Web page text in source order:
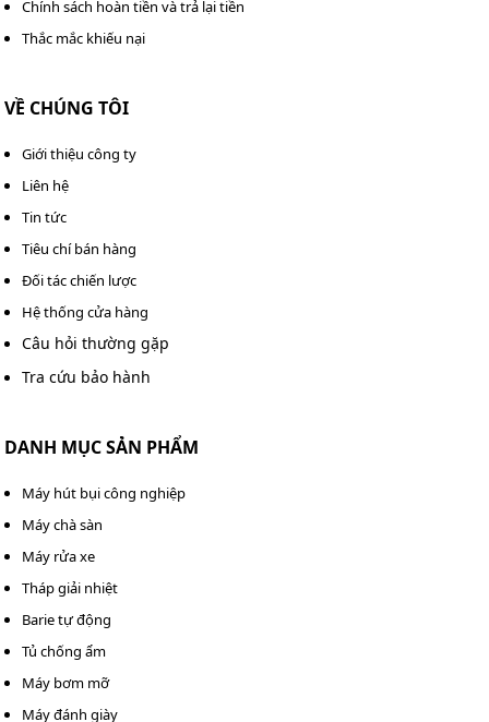
Phản hồi khách hàng về máy chà
sàn ngồi lái Kumisai KMS K80
Thật khó để nói hết về những công năng, ưu điểm hoàn
hảo của Kumisai KMS k80. Và dưới đây là những phản
hồi rất chân thực từ khách hàng nhà Kumisai.
Khách hàng rất hài lòng về máy chà sàn Kumisai KMS
Chính sách hoàn tiền và trả lại tiền
Thắc mắc khiếu nại
VỀ CHÚNG TÔI
Giới thiệu công ty
Liên hệ
Tin tức
Tiêu chí bán hàng
Đối tác chiến lược
Hệ thống cửa hàng
Câu hỏi thường gặp
Tra cứu bảo hành
DANH MỤC SẢN PHẨM
Máy hút bụi công nghiệp
Máy chà sàn
Máy rửa xe
Tháp giải nhiệt
Barie tự động
Tủ chống ẩm
Máy bơm mỡ
Máy đánh giày